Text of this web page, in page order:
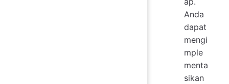
Anda
dapat
mengi
mple
menta
sikan